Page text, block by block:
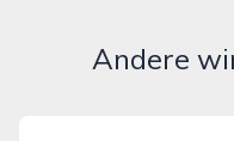
Andere